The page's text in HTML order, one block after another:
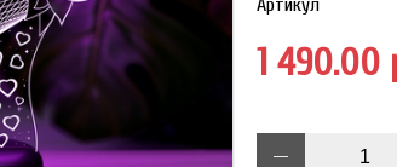
Артикул
1 490.00